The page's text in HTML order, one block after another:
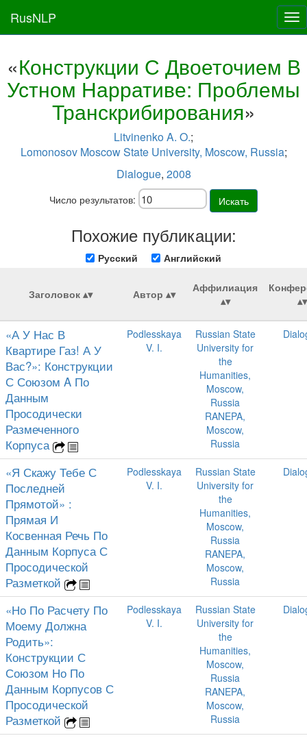
RusNLP
«Конструкции С Двоеточием В
Устном Нарративе: Проблемы
Транскрибирования»
Litvinenko A. O.;
Lomonosov Moscow State University, Moscow, Russia;
Dialogue, 2008
Число результатов: Искать
Похожие публикации:
Русский Английский
Заголовок Автор Аффилиация
«А У Нас В
Квартире Газ! А У
Вас?»: Конструкции
С Союзом A По
Данным
Просодически
Размеченного
Корпуса
Podlesskaya
V. I.
Russian State
University for
the
Humanities,
Moscow,
Russia
RANEPA,
Moscow,
Russia
«Я Скажу Тебе С
Последней
Прямотой» :
Прямая И
Косвенная Речь По
Данным Корпуса С
Просодической
Разметкой
Podlesskaya
V. I.
Russian State
University for
the
Humanities,
Moscow,
Russia
RANEPA,
Moscow,
Russia
«Но По Расчету По
Моему Должна
Родить»:
Конструкции С
Союзом Но По
Данным Корпусов С
Просодической
Разметкой
Podlesskaya
V. I.
Russian State
University for
the
Humanities,
Moscow,
Russia
RANEPA,
Moscow,
Russia